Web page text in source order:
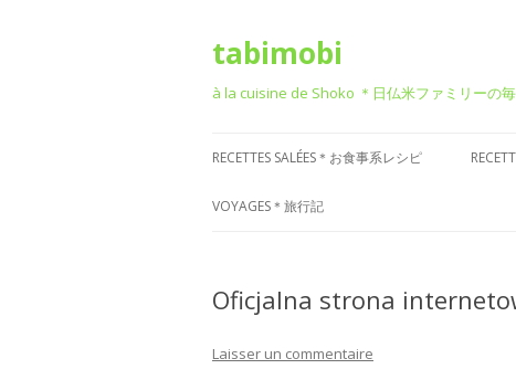
tabimobi
à la cuisine de Shoko ＊日仏米ファミリーの
RECETTES SALÉES＊お食事系レシピ
RECETTE DE BENTO＊お弁当
RECETTE FRANÇAISE＊フレンチ風
VOYAGES＊旅行記
Oficjalna strona
Laisser un commentaire